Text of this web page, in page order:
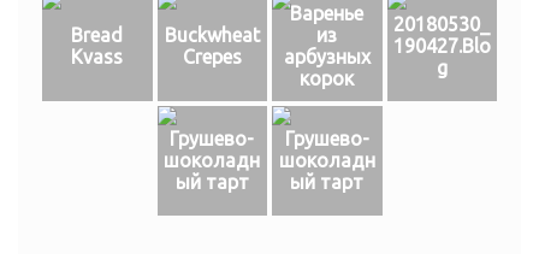
Bread
Kvass
Buckwheat
Crepes
Варенье
из
арбузных
корок
20180530_
190427.Blo
g
Грушево-
шоколадн
ый тарт
Грушево-
шоколадн
ый тарт